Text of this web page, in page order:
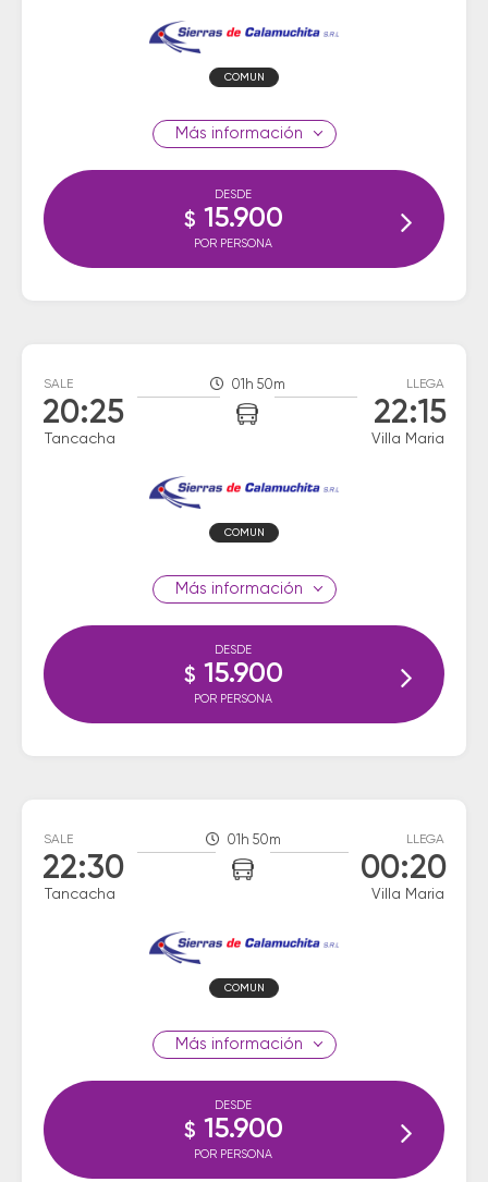
COMUN
información
DESDE
$ 15.900
POR PERSONA
SALE
20:25
Tancacha
01h 50m LLEGA
22:15
Villa Maria
COMUN
información
DESDE
$ 15.900
POR PERSONA
SALE
22:30
Tancacha
01h 50m LLEGA
00:20
Villa Maria
COMUN
información
DESDE
$ 15.900
POR PERSONA